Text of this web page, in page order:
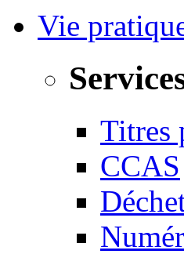
Vie
Titres
CCAS